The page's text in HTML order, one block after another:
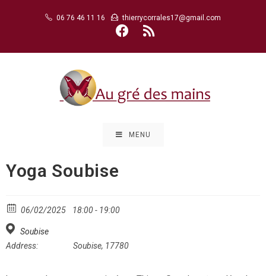
06 76 46 11 16 thierrycorrales17@gmail.com
MENU
Yoga Soubise
06/02/2025 18:00 - 19:00
Soubise
Address:
Soubise, 17780